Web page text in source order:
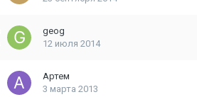
geog
12 июля 2014
Артем
3 марта 2013